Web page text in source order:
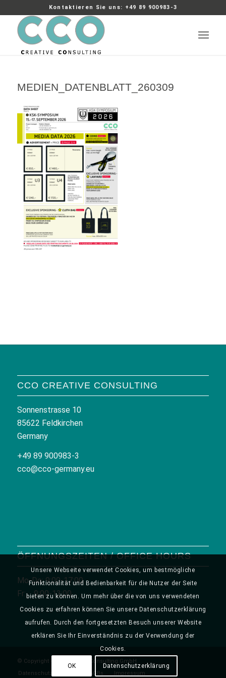
Kontaktieren Sie uns: +49 89 900983-3
MEDIEN_DATENBLATT_260309
CCO CREATIVE CONSULTING
Sonnenstrasse 10
85622 Feldkirchen
Germany
+49 89 900983-3
cco@cco-germany.eu
ÖFFNUNGSZEITEN / OFFICE HOURS
Mo-Do: 9:00-17:00
Fr: 9:00-13:00
© Copyright - CCO Creative Consulting GmbH
Datenschutzerklärung
AGBs Impressum
Unsere Webseite verwendet Cookies, um bestmögliche
Funktionalität und Bedienbarkeit für die Nutzer der Seite
bieten zu können. Um mehr über die von uns verwendeten
Cookies zu erfahren können Sie unsere Datenschutzerklärung
aufrufen. Durch den fortgesetzten Besuch unserer Website
erklären Sie Ihr Einverständnis zu der Verwendung der
Cookies.
OK Datenschutzerklärung